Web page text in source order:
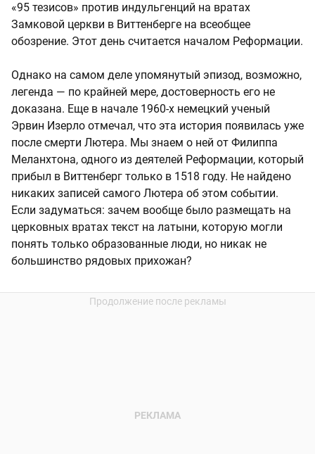
«95 тезисов» против индульгенций на вратах
Замковой церкви в Виттенберге на всеобщее
обозрение. Этот день считается началом Реформации.
Однако на самом деле упомянутый эпизод, возможно,
легенда — по крайней мере, достоверность его не
доказана. Еще в начале 1960-х немецкий ученый
Эрвин Изерло отмечал, что эта история появилась уже
после смерти Лютера. Мы знаем о ней от Филиппа
Меланхтона, одного из деятелей Реформации, который
прибыл в Виттенберг только в 1518 году. Не найдено
никаких записей самого Лютера об этом событии.
Если задуматься: зачем вообще было размещать на
церковных вратах текст на латыни, которую могли
понять только образованные люди, но никак не
большинство рядовых прихожан?